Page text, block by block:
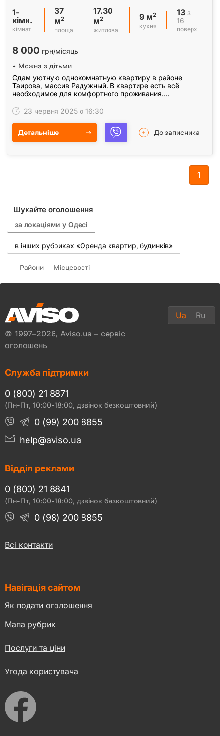
1-
кімн.
кімнат
37
м2
площа
17.30
м2
житлова
9 м2
кухня
13 з
16
поверх
8 000 грн/місяць
• Можна з дітьми
Сдам уютную однокомнатную квартиру в районе
Таирова, массив Радужный. В квартире есть всё
необходимое для комфортного проживания.
23 червня 2025 о 16:30
Детальніше До записника
1
Шукайте оголошення
за локаціями у Одесі
Райони Місцевості
в інших рубриках «Оренда квартир, будинків»
© 1997–2026, Aviso.ua – сервіс
оголошень
Ua Ru
Служба підтримки
0 (800) 21 8871
(Пн-Пт, 10:00-18:00, дзвінок безкоштовний)
0 (99) 200 8855
help@aviso.ua
Відділ реклами
0 (800) 21 8841
(Пн-Пт, 10:00-18:00, дзвінок безкоштовний)
0 (98) 200 8855
Всі контакти
Навігація сайтом
Як подати оголошення
Мапа рубрик
Послуги та ціни
Угода користувача